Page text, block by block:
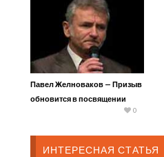
Павел Желноваков — Призыв
обновится в посвящении
0
ИНТЕРЕСНАЯ СТАТЬЯ